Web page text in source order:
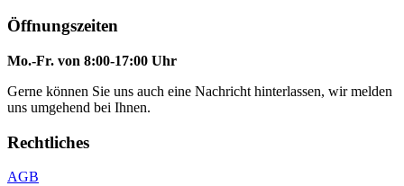
Öffnungszeiten
Mo.-Fr. von 8:00-17:00 Uhr
Gerne können Sie uns auch eine Nachricht hinterlassen, wir melden
uns umgehend bei Ihnen.
Rechtliches
AGB